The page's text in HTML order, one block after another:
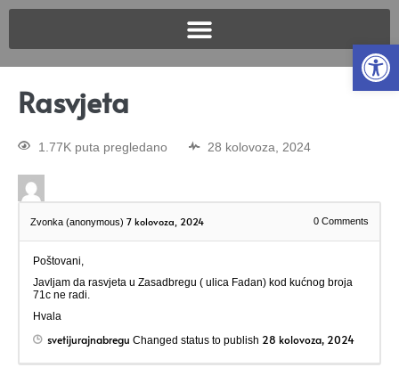
Rasvjeta
1.77K puta pregledano 28 kolovoza, 2024
Zvonka (anonymous) 7 kolovoza, 2024 0 Comments
Poštovani,
Javljam da rasvjeta u Zasadbregu ( ulica Fadan) kod kućnog broja
71c ne radi.
Hvala
svetijurajnabregu Changed status to publish 28 kolovoza, 2024